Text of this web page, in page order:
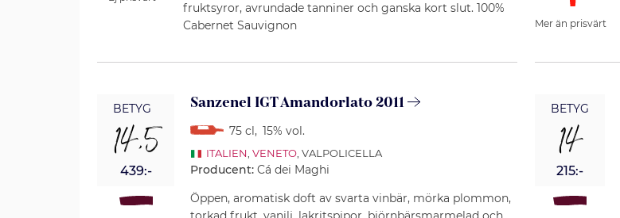
fruktsyror, avrundade tanniner och ganska kort slut. 100%
Cabernet Sauvignon
Mer än prisvärt
BETYG
14,5
439:-
Sanzenel IGT Amandorlato 2011
75 cl, 15% vol.
ITALIEN ,VENETO , VALPOLICELLA
Producent:Cá dei Maghi
Öppen, aromatisk doft av svarta vinbär, mörka plommon,
BETYG
14
215:-